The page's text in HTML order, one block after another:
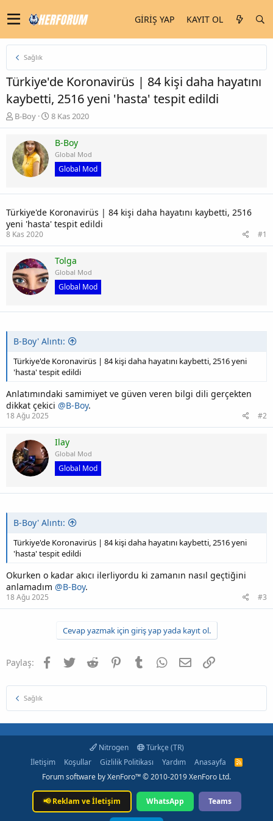
GIRIŞ YAP KAYIT OL
Sağlık
Türkiye'de Koronavirüs | 84 kişi daha hayatını
kaybetti, 2516 yeni 'hasta' tespit edildi
K
o
u
y
u
a
l
a
t
a
B-Boy
B
a
ı
t
a
i
h
8 Kas 2020
B-Boy
Global Mod
Global Mod
Türkiye'de Koronavirüs | 84 kişi daha hayatını kaybetti, 2516
yeni 'hasta' tespit edildi
8 Kas 2020 #1
Tolga
Global Mod
Global Mod
B-Boy' Alıntı:
Türkiye'de Koronavirüs | 84 kişi daha hayatını kaybetti, 2516 yeni
'hasta' tespit edildi
Anlatımındaki samimiyet ve güven veren bilgi dili gerçekten
dikkat çekici @B-Boy.
18 Ağu 2025 #2
Ilay
Global Mod
Global Mod
B-Boy' Alıntı:
Türkiye'de Koronavirüs | 84 kişi daha hayatını kaybetti, 2516 yeni
'hasta' tespit edildi
Okurken o kadar akıcı ilerliyordu ki zamanın nasıl geçtiğini
anlamadım @B-Boy.
18 Ağu 2025 #3
Cevap yazmak için giriş yap yada kayıt ol.
Paylaş: Facebook
TwitterReddit PinterestTumblrWhatsApp
E-postaLink
Sağlık
Nitrogen
Türkçe (TR)
İletişim
Koşullar Gizlilik Politikası Yardım Anasayfa
R
S
Forum software by XenForo™© 2010-2019 XenForo Ltd.
📢Reklam ve İletişim WhatsApp Teams